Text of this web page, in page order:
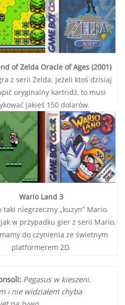
of Zelda Oracle of Ages (2001)
z serii Zelda. Jeżeli ktoś dzisiaj
oryginalny kartridż, to musi
jakieś 150 dolarów.
Wario Land 3
taki niegrzeczny „kuzyn” Mario.
w przypadku gier z serii Mario,
do czynienia ze świetnym
platformerem 2D.
Pegasus w kieszeni.
i nie widziałem chyba